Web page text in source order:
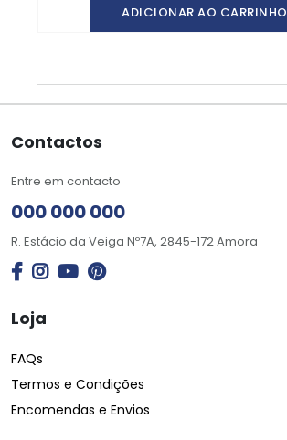
ADICIONAR AO CARRINHO
Contactos
Entre em contacto
000 000 000
R. Estácio da Veiga Nº7A, 2845-172 Amora
Loja
FAQs
Termos e Condições
Encomendas e Envios